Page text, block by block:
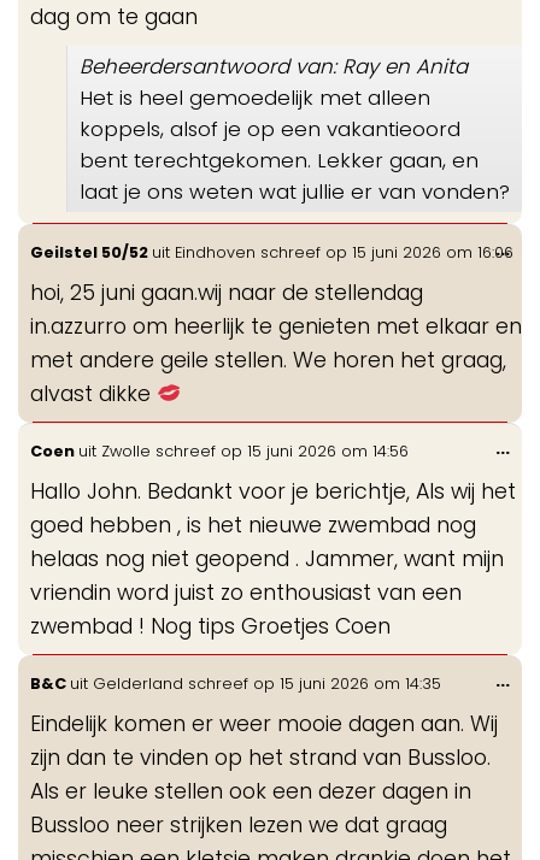
dag om te gaan
Beheerdersantwoord van: Ray en Anita
Het is heel gemoedelijk met alleen
koppels, alsof je op een vakantieoord
bent terechtgekomen. Lekker gaan, en
laat je ons weten wat jullie er van vonden?
Geilstel 50/52 uit Eindhoven schreef op 15 juni 2026 om 16:06
hoi, 25 juni gaan.wij naar de stellendag
in.azzurro om heerlijk te genieten met elkaar en
met andere geile stellen. We horen het graag,
alvast dikke
...
Coen uit Zwolle schreef op 15 juni 2026 om 14:56
Hallo John. Bedankt voor je berichtje, Als wij het
goed hebben , is het nieuwe zwembad nog
helaas nog niet geopend . Jammer, want mijn
vriendin word juist zo enthousiast van een
zwembad ! Nog tips Groetjes Coen
...
B&C uit Gelderland schreef op 15 juni 2026 om 14:35
Eindelijk komen er weer mooie dagen aan. Wij
zijn dan te vinden op het strand van Bussloo.
Als er leuke stellen ook een dezer dagen in
Bussloo neer strijken lezen we dat graag
...